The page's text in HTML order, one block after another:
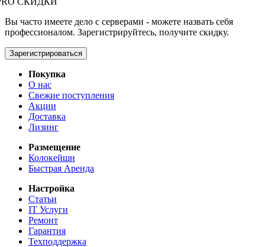
Вы часто имеете дело с серверами - можете назвать себя
профессионалом. Зарегистрируйтесь, получите скидку.
Зарегистрироваться
Покупка
О нас
Свежие поступления
Акции
Доставка
Лизинг
Размещение
Колокейшн
Быстрая Аренда
Настройка
Статьи
IT Услуги
Ремонт
Гарантия
Техподдержка